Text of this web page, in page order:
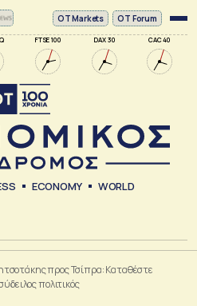
FTSE 100 DAX 30 CAC 40
ΟΤ Markets OT Forum
ECONOMY WORLD
προς Τσίπρα: Καταθέστε
πολιτικός